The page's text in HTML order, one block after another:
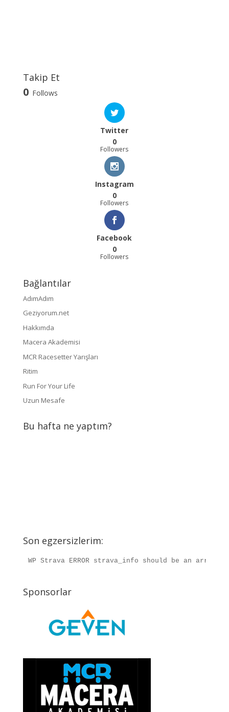
Takip Et
0 Follows
Twitter
0
Followers
Instagram
0
Followers
Facebook
0
Followers
Bağlantılar
AdımAdım
Geziyorum.net
Hakkımda
Macera Akademisi
MCR Racesetter Yarışları
Ritim
Run For Your Life
Uzun Mesafe
Bu hafta ne yaptım?
Son egzersizlerim:
WP Strava ERROR strava_info should be an
Sponsorlar